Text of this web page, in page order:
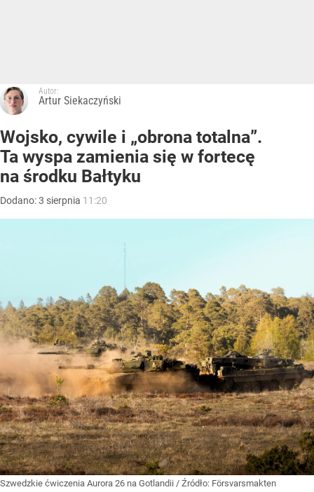
Autor:
Artur Siekaczyński
Wojsko, cywile i „obrona totalna”.
Ta wyspa zamienia się w fortecę
na środku Bałtyku
Dodano:3 sierpnia 11:20
Szwedzkie ćwiczenia Aurora 26 na Gotlandii / Źródło: Försvarsmakten